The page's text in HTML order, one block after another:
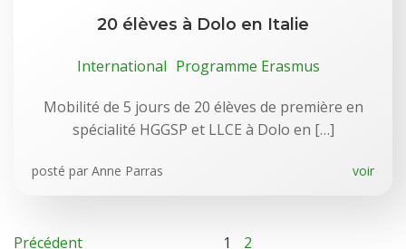
20 élèves à Dolo en Italie
International Programme Erasmus
Mobilité de 5 jours de 20 élèves de première en
spécialité HGGSP et LLCE à Dolo en […]
posté par Anne Parras voir
Précédent 1 2